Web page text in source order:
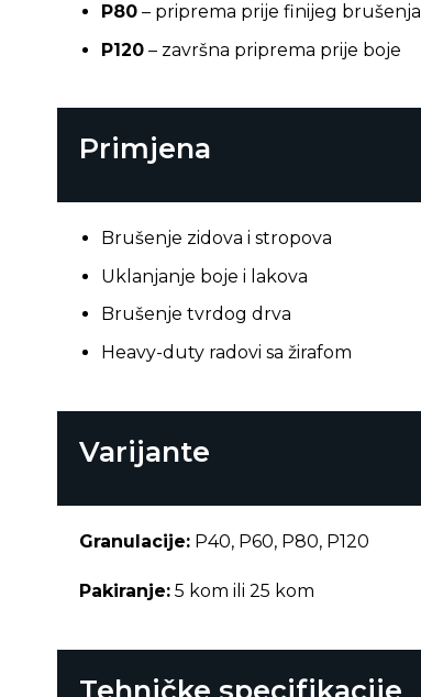
P80– priprema prije finijeg brušenja
P120– završna priprema prije boje
Primjena
Brušenje zidova i stropova
Uklanjanje boje i lakova
Brušenje tvrdog drva
Heavy-duty radovi sa žirafom
Varijante
Granulacije:P40, P60, P80, P120
Pakiranje:5 kom ili 25 kom
Tehničke specifikacije